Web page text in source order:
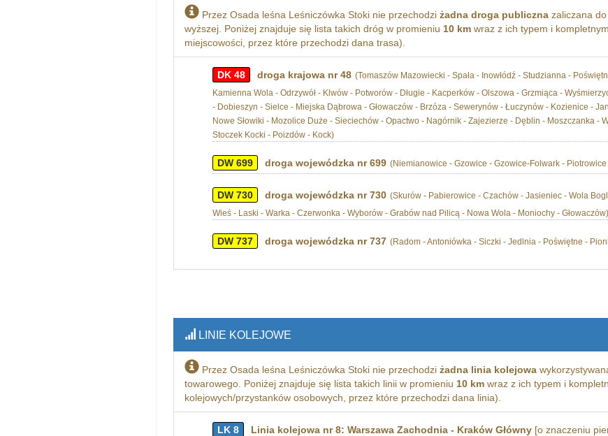
Przez Osada leśna Leśniczówka Stoki nie przechodzi żadna droga publicznazaliczana do
wyższej. Poniżej znajduje się lista takich dróg w promieniu 10 kmwraz z ich typem i
miejscowości, przez które przechodzi dana trasa).
DK 48 droga krajowa nr 48 (Tomaszów Mazowiecki - Spała - Inowłódź - Studzianna -
Kamienna Wola - Odrzywół - Klwów - Potworów - Długie - Kacperków - Olszowa - Grzmiąca -
- Dobieszyn - Sielce - Miejska Dąbrowa - Głowaczów - Brzóza - Sewerynów - Łuczynów - Kozienice -
Nowe Słowiki - Mozolice Duże - Sieciechów - Opactwo - Nagórnik - Zajezierze - Dęblin - Moszczanka -
Stoczek Kocki - Poizdów - Kock)
DW 699 droga wojewódzka nr 699 (Niemianowice - Gzowice - Gzowice-Folwark -
DW 730 droga wojewódzka nr 730 (Skurów - Pabierowice - Czachów - Jasieniec - Wola
Wieś - Laski - Warka - Czerwonka - Wyborów - Grabów nad Pilicą - Nowa Wola - Moniochy - Głowaczów)
DW 737 droga wojewódzka nr 737 (Radom - Antoniówka - Siczki - Jedlnia - Poświętne -
LINIE KOLEJOWE
Przez Osada leśna Leśniczówka Stoki nie przechodzi żadna linia kolejowa
towarowego. Poniżej znajduje się lista takich linii w promieniu 10 kmwraz z ich typem i
kolejowych/przystanków osobowych, przez które przechodzi dana linia).
LK 8 Linia kolejowa nr 8: Warszawa Zachodnia - Kraków Główny[o znaczeniu